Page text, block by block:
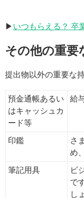
▶ いつもらえる？ 卒
その他の重要
提出物以外の重要な
預金通帳あるい
はキャッシュカ
ード等
給
印鑑
さ
め
筆記用具
ビ
で
し